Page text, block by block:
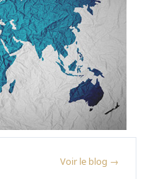
Voir le blog →